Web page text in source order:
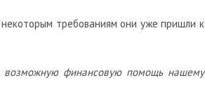
требованиям они уже пришли к
возможную финансовую помощь нашему